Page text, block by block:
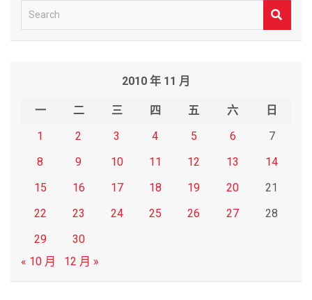
e
2010 年 11 月
一 二 三 四 五 六
日
1
2 3 4 5 6
7
8
9 10 11 12 13
14
15
16 17 18 19 20
21
22
23 24 25 26 27
28
29
30
« 10 月
12 月 »